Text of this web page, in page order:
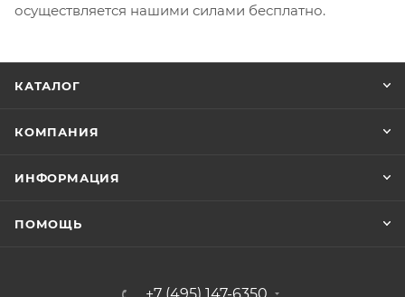
осуществляется нашими силами бесплатно.
КАТАЛОГ
КОМПАНИЯ
ИНФОРМАЦИЯ
ПОМОЩЬ